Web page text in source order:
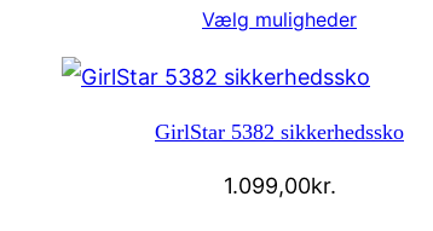
Vælg muligheder
GirlStar 5382 sikkerhedssko
1.099,00kr.